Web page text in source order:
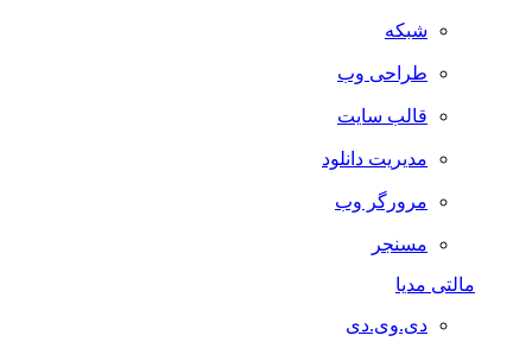
شبکه
طراحی وب
قالب سایت
مدیریت دانلود
مرورگر وب
مسنجر
مالتی مدیا
دی.وی.دی